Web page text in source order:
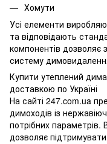
Хомути
Усі елементи
та відповідають
компонентів дозволяє
систему
Купити утеплений
доставкою по Україні
На сайті 247.com.ua
димоходів із
потрібних параметрів.
дозволяє